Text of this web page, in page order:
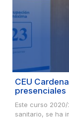
CEU
presenciales
Este curso
sanitario, se ha